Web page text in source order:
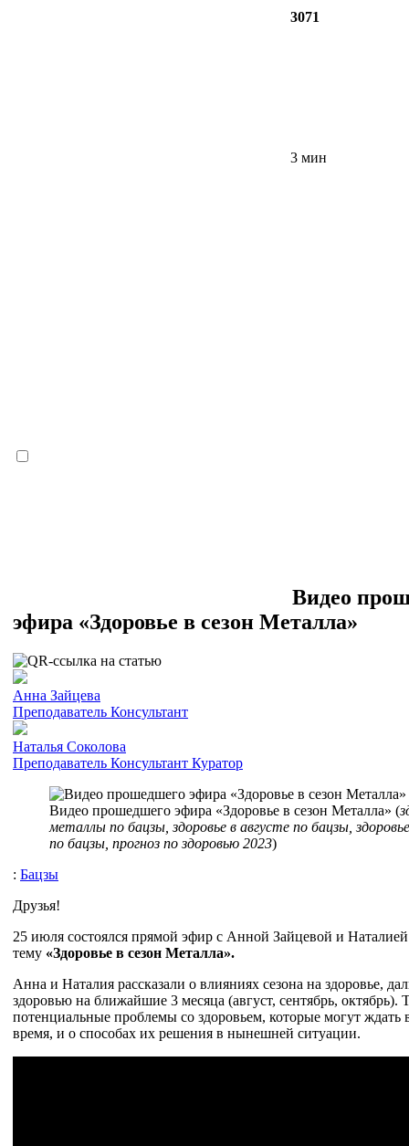
3071
3 мин
Видео
эфира «Здоровье в сезон Металла»
Анна Зайцева
Преподаватель Консультант
Наталья Соколова
Преподаватель Консультант Куратор
Видео прошедшего эфира «Здоровье в сезон Металла» (
металлы по бацзы, здоровье в августе по бацзы,
по бацзы, прогноз по здоровью 2023)
: Бацзы
Друзья!
25 июля состоялся прямой эфир с Анной Зайцевой и
тему «Здоровье в сезон Металла».
Анна и Наталия рассказали о влияниях сезона на здоровье,
здоровью на ближайшие 3 месяца (август, сентябрь, октябрь).
потенциальные проблемы со здоровьем, которые могут ждать
время, и о способах их решения в нынешней ситуации.